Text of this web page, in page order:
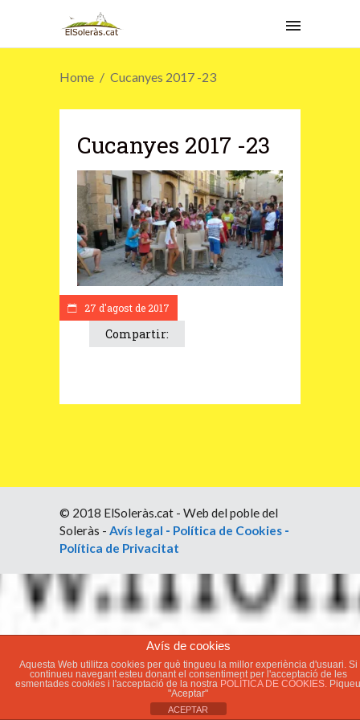
Home Cucanyes 2017 -23
27 d'agost de 2017
Cucanyes 2017 -23
Compartir:
© 2018 ElSoleràs.cat - Web del poble del
Soleràs - Avís legal - Política de Cookies -
Política de Privacitat
Avís de cookies
Aquesta Web utilitza cookies per què tingueu la millor experiència d'usuari. Si
continueu navegant esteu donant el consentiment per l'acceptació de les
esmentades cookies i l'acceptació de la nostra POLÍTICA DE COOKIES. Piqueu
"Aceptar"
ACEPTAR